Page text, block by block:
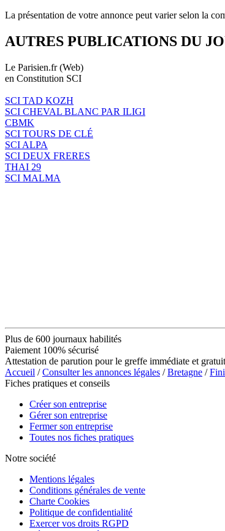
La présentation de votre annonce peut varier selon la
AUTRES PUBLICATIONS DU
Le Parisien.fr (Web)
en Constitution SCI
SCI TAD KOZH
SCI CHEVAL BLANC PAR ILIGI
CBMK
SCI TOURS DE CLÉ
SCI ALPA
SCI DEUX FRERES
THAI 29
SCI MALMA
Plus de 600 journaux habilités
Paiement 100% sécurisé
Attestation de parution pour le greffe immédiate et
Accueil /Consulter les annonces légales /Bretagne /
Fiches pratiques et conseils
Créer son entreprise
Gérer son entreprise
Fermer son entreprise
Toutes nos fiches pratiques
Notre société
Mentions légales
Conditions générales de vente
Charte Cookies
Politique de confidentialité
Exercer vos droits RGPD